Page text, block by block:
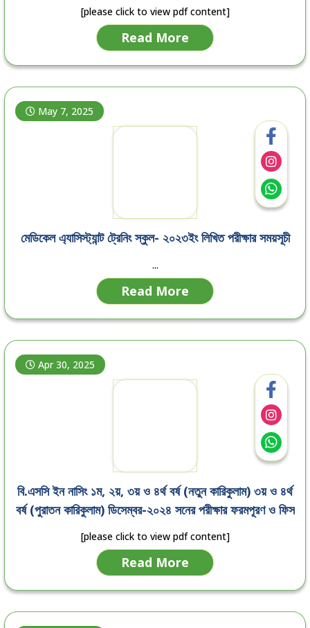
[please click to view pdf content]
Read More
May 7, 2025
মেডিকেল এ্যাসিস্ট্যান্ট ট্রেনিং স্কুল- ২০২৩ইং লিখিত পরীক্ষার সময়সূচী
...
Read More
Apr 30, 2025
বি.এসসি ইন নাসিং ১ম, ২য়, ৩য় ও ৪র্থ বর্ষ (নতুন কারিকুলাম) ৩য় ও ৪র্থ
বর্ষ (পুরাতন কারিকুলাম) ডিসেম্বর-২০২৪ সনের পরীক্ষার ফরমপূরণ ও ফিস
জমা দেওয়া প্রসংগে।
[please click to view pdf content]
Read More